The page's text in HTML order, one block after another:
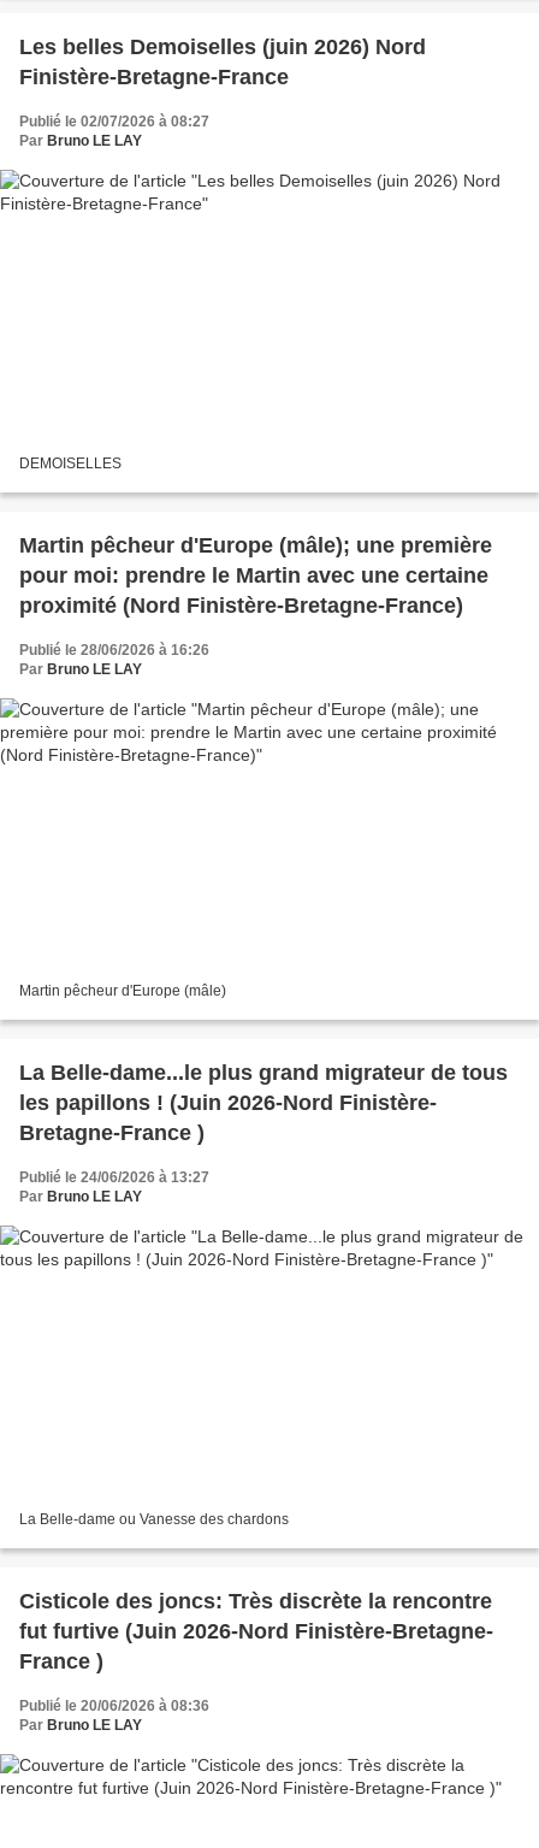
Les belles Demoiselles (juin 2026) Nord
Finistère-Bretagne-France
Publié le 02/07/2026 à 08:27
Par Bruno LE LAY
DEMOISELLES
Martin pêcheur d'Europe (mâle); une première
pour moi: prendre le Martin avec une certaine
proximité (Nord Finistère-Bretagne-France)
Publié le 28/06/2026 à 16:26
Par Bruno LE LAY
Martin pêcheur d'Europe (mâle)
La Belle-dame...le plus grand migrateur de tous
les papillons ! (Juin 2026-Nord Finistère-
Bretagne-France )
Publié le 24/06/2026 à 13:27
Par Bruno LE LAY
La Belle-dame ou Vanesse des chardons
Cisticole des joncs: Très discrète la rencontre
fut furtive (Juin 2026-Nord Finistère-Bretagne-
France )
Publié le 20/06/2026 à 08:36
Par Bruno LE LAY